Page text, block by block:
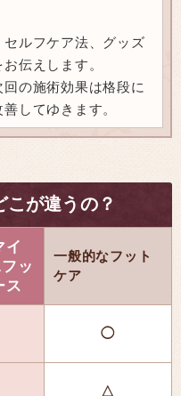
ルフケア法、グッズ
伝えします。
の施術効果は格段に
してゆきます。
こが違うの？
イ
ッ
ス
一般的なフット
ケア
◯
△